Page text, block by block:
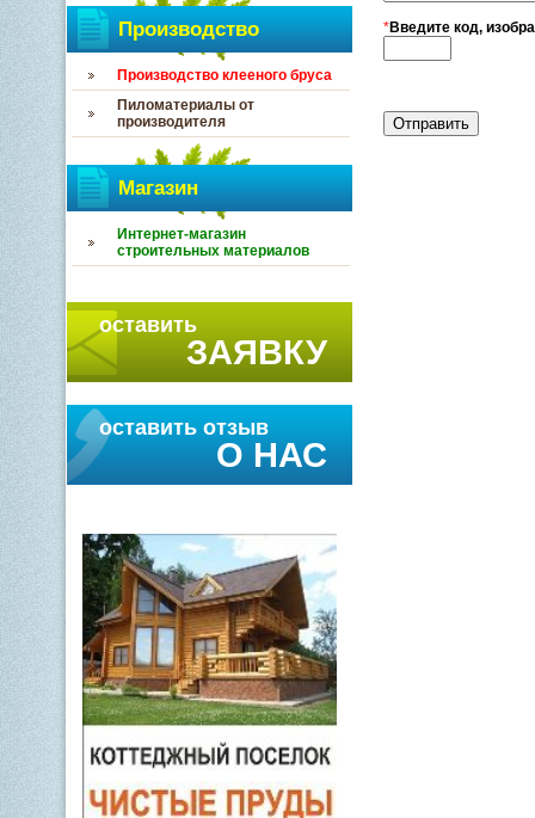
Производство
Производство клееного бруса
Пиломатериалы от
производителя
Магазин
Интернет-магазин
строительных материалов
оставить
ЗАЯВКУ
оставить отзыв
О НАС
*Введите код,